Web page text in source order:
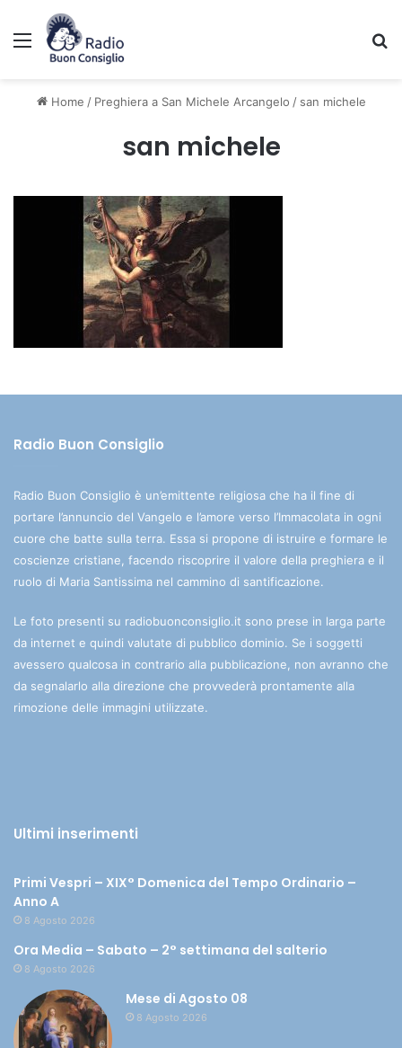
Menu
Home / Preghiera a San Michele Arcangelo / san michele
san michele
Radio Buon Consiglio
Radio Buon Consiglio è un’emittente religiosa che ha il fine di
portare l’annuncio del Vangelo e l’amore verso l’Immacolata in ogni
cuore che batte sulla terra. Essa si propone di istruire e formare le
coscienze cristiane, facendo riscoprire il valore della preghiera e il
ruolo di Maria Santissima nel cammino di santificazione.
Le foto presenti su radiobuonconsiglio.it sono prese in larga parte
da internet e quindi valutate di pubblico dominio. Se i soggetti
avessero qualcosa in contrario alla pubblicazione, non avranno che
da segnalarlo alla direzione che provvederà prontamente alla
rimozione delle immagini utilizzate.
Ultimi inserimenti
Primi Vespri – XIX° Domenica del Tempo Ordinario –
Anno A
8 Agosto 2026
Ora Media – Sabato – 2° settimana del salterio
8 Agosto 2026
Mese di Agosto 08
8 Agosto 2026